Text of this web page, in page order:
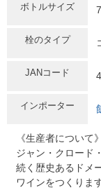
ボトルサイズ
栓のタイプ
JANコード
インポーター
《生産者について》
ジャン・クロード
続く歴史あるドメ
ワインをつくります